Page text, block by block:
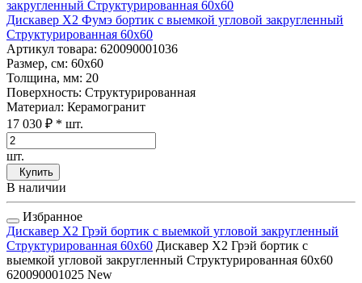
Дискавер Х2 Фумэ бортик с выемкой угловой закругленный
Структурированная 60x60
Артикул товара: 620090001036
Размер, см: 60x60
Толщина, мм: 20
Поверхность: Структурированная
Материал: Керамогранит
17 030 ₽ * шт.
шт.
Купить
В наличии
Избранное
Дискавер Х2 Грэй бортик с выемкой угловой закругленный
Структурированная 60x60 Дискавер Х2 Грэй бортик с
выемкой угловой закругленный Структурированная 60x60
620090001025 New